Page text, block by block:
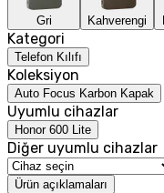
Gri Kahverengi
Kategori
Telefon Kılıfı
Koleksiyon
Auto Focus Karbon Kapak
Uyumlu cihazlar
Honor 600 Lite
Diğer uyumlu cihazlar
Ürün açıklamaları